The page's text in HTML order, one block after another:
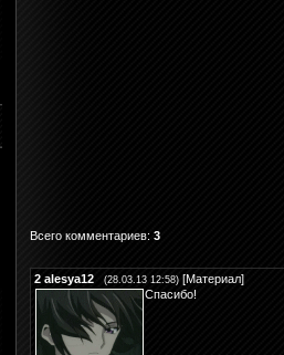
Всего комментариев: 3
2 alesya12 (28.03.13 12:58) [Материал]
Спасибо!